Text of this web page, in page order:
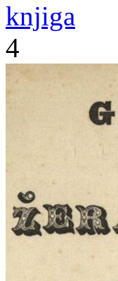
knjiga
4